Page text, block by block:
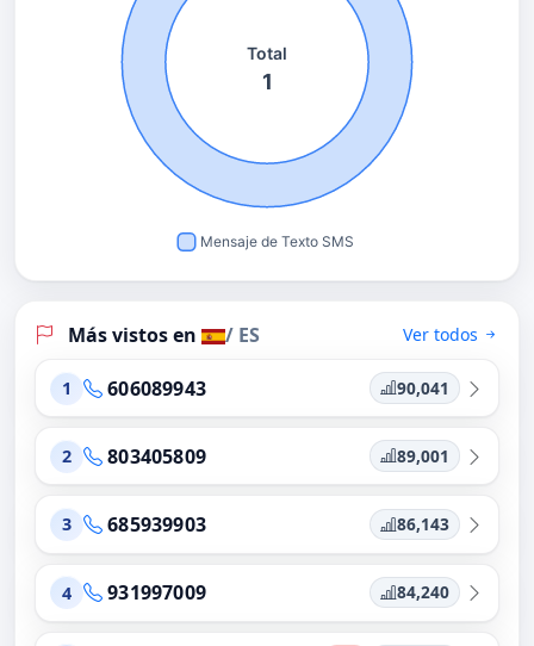
Más vistos en / ES Ver todos
1 606089943 90,041
2 803405809 89,001
3 685939903 86,143
4 931997009 84,240